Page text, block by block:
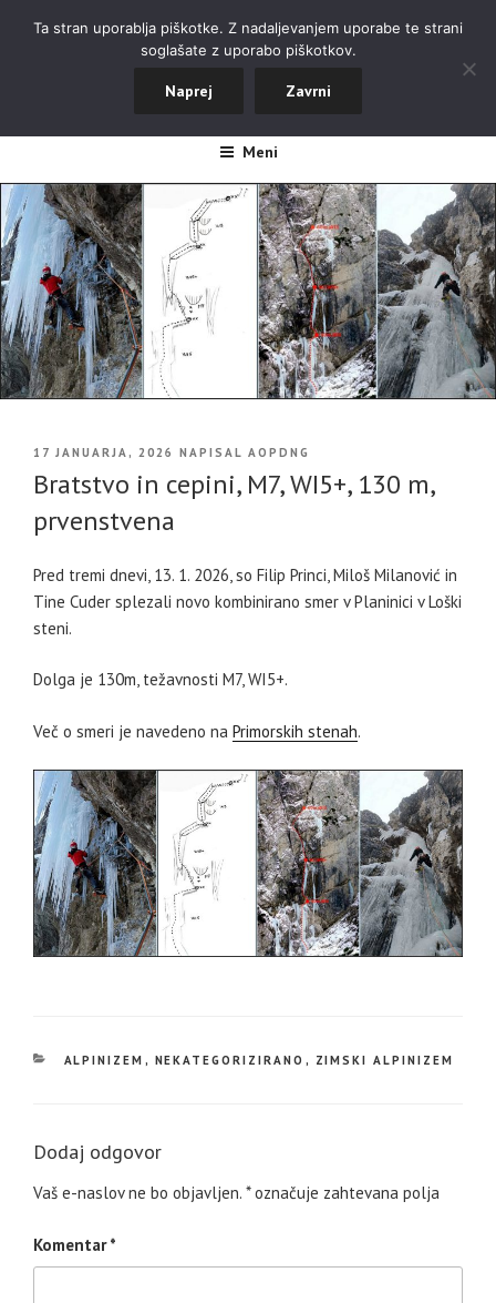
ALPINISTIČNI ODSEK NOVA
Meni
OBJAVLJENO
17 JANUARJA, 2026 NAPISAL AOPDNG
Bratstvo in cepini, M7, WI5+, 130 m,
prvenstvena
Pred tremi dnevi, 13. 1. 2026, so Filip Princi, Miloš Milanović in
Tine Cuder splezali novo kombinirano smer v Planinici v Loški
steni.
Dolga je 130m, težavnosti M7, WI5+.
Več o smeri je navedeno na Primorskih stenah.
KATEGORIJE
ALPINIZEM , NEKATEGORIZIRANO , ZIMSKI ALPINIZEM
Dodaj odgovor
Vaš e-naslov ne bo objavljen. *označuje zahtevana polja
Komentar*
Ta stran uporablja piškotke. Z nadaljevanjem uporabe te strani
soglašate z uporabo piškotkov.
Naprej Zavrni